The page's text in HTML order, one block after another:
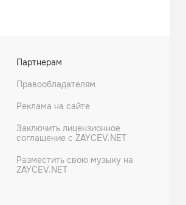
Партнерам
Правообладателям
Реклама на сайте
Заключить лицензионное
соглашение с ZAYCEV.NET
Разместить свою музыку на
ZAYCEV.NET